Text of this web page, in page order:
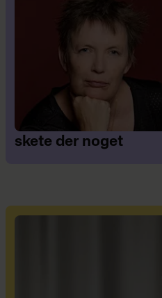
skete der noget